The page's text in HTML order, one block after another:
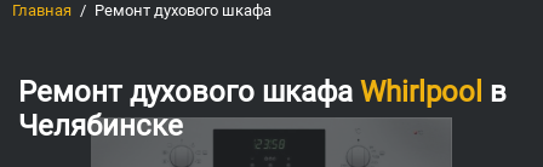
Главная Ремонт духового шкафа
Ремонт духового шкафа Whirlpool в
Челябинске